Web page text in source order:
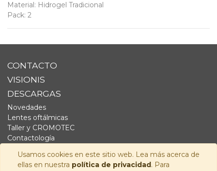
Usamos cookies en este sitio web. Lea más acerca de
ellas en nuestra política de privacidad. Para
Material : Hidrogel Tradicional
Pack: 2
CONTACTO
VISIONIS
DESCARGAS
Novedades
Lentes oftálmicas
Taller y CROMOTEC
Contactología
Fornitura
Audiología